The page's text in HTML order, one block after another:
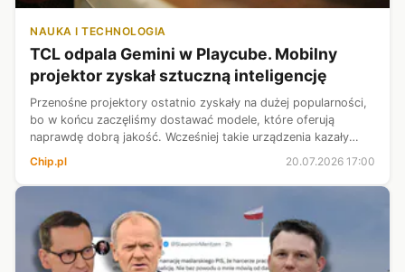
NAUKA I TECHNOLOGIA
TCL odpala Gemini w Playcube. Mobilny
projektor zyskał sztuczną inteligencję
Przenośne projektory ostatnio zyskały na dużej popularności,
bo w końcu zaczęliśmy dostawać modele, które oferują
naprawdę dobrą jakość. Wcześniej takie urządzenia kazały
były ceną za mobilnoś...
Chip.pl 20.07.2026 17:00